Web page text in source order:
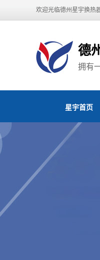
欢迎光临德州星宇换热
德
拥有
星宇首页